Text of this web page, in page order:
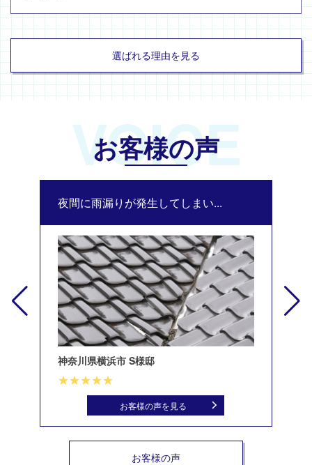
選ばれる理由を見る
VOICE
お客様の声
夜間に雨漏りが発生してしまい...
神奈川県横浜市 S様邸
お客様の声を見る
お客様の声